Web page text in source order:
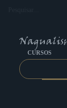
conteúdo
CURSOS